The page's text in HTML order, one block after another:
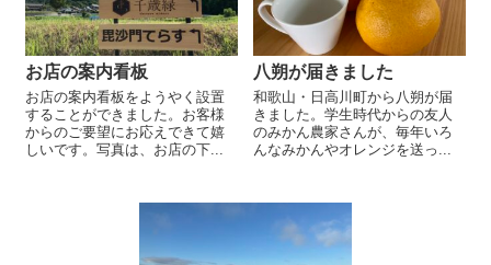
お店の案内看板
お店の案内看板をようやく設置
することができました。お客様
からのご要望にお応えできて嬉
しいです。写真は、お店の下...
八朔が届きました
和歌山・日高川町から八朔が届
きました。学生時代からの友人
のみかん農家さんが、毎年いろ
んなみかんやオレンジを送っ...